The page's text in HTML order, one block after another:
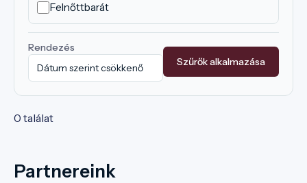
Felnőttbarát
Rendezés
Szűrők alkalmazása
0 találat
Partnereink